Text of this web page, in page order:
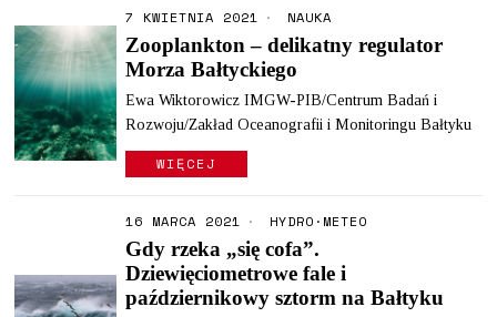
7 KWIETNIA 2021 NAUKA
Zooplankton – delikatny regulator
Morza Bałtyckiego
Ewa Wiktorowicz IMGW-PIB/Centrum Badań i
Rozwoju/Zakład Oceanografii i Monitoringu Bałtyku
WIĘCEJ
16 MARCA 2021 HYDRO · METEO
Gdy rzeka „się cofa”.
Dziewięciometrowe fale i
październikowy sztorm na Bałtyku